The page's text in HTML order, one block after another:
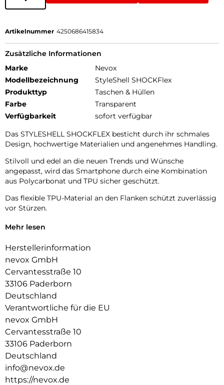
Artikelnummer 4250686415834
Zusätzliche Informationen
Marke
Nevox
Modellbezeichnung
StyleShell SHOCKFlex
Produkttyp
Taschen & Hüllen
Farbe
Transparent
Verfügbarkeit
sofort verfügbar
Das STYLESHELL SHOCKFLEX besticht durch ihr schmales
Design, hochwertige Materialien und angenehmes Handling.
Stilvoll und edel an die neuen Trends und Wünsche
angepasst, wird das Smartphone durch eine Kombination
aus Polycarbonat und TPU sicher geschützt.
Das flexible TPU-Material an den Flanken schützt zuverlässig
vor Stürzen.
Das Display ist durch die seitlichen Flanken geschützt.
transparent und bringt jegliche Farbe des Smartphones
passend zur Geltung.
Die Anschlüsse, Knöpfe und Kamera bleiben voll zugänglich.
Hochwertiges, schmutzabweisendes Material und
schockproof durch eingearbeitete Luftpolster in den Ecken.
Mehr lesen
Herstellerinformation
nevox GmbH
Cervantesstraße 10
33106 Paderborn
Deutschland
Verantwortliche für die EU
nevox GmbH
Cervantesstraße 10
33106 Paderborn
Deutschland
info@nevox.de
https://nevox.de